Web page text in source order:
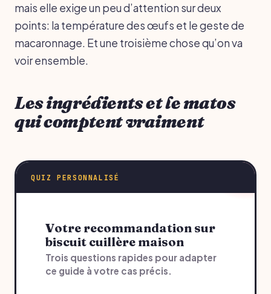
mais elle exige un peu d’attention sur deux
points: la température des œufs et le geste de
macaronnage. Et une troisième chose qu’on va
voir ensemble.
Les ingrédients et le matos
qui comptent vraiment
QUIZ PERSONNALISÉ
Votre recommandation sur
biscuit cuillère maison
Trois questions rapides pour adapter
ce guide à votre cas précis.